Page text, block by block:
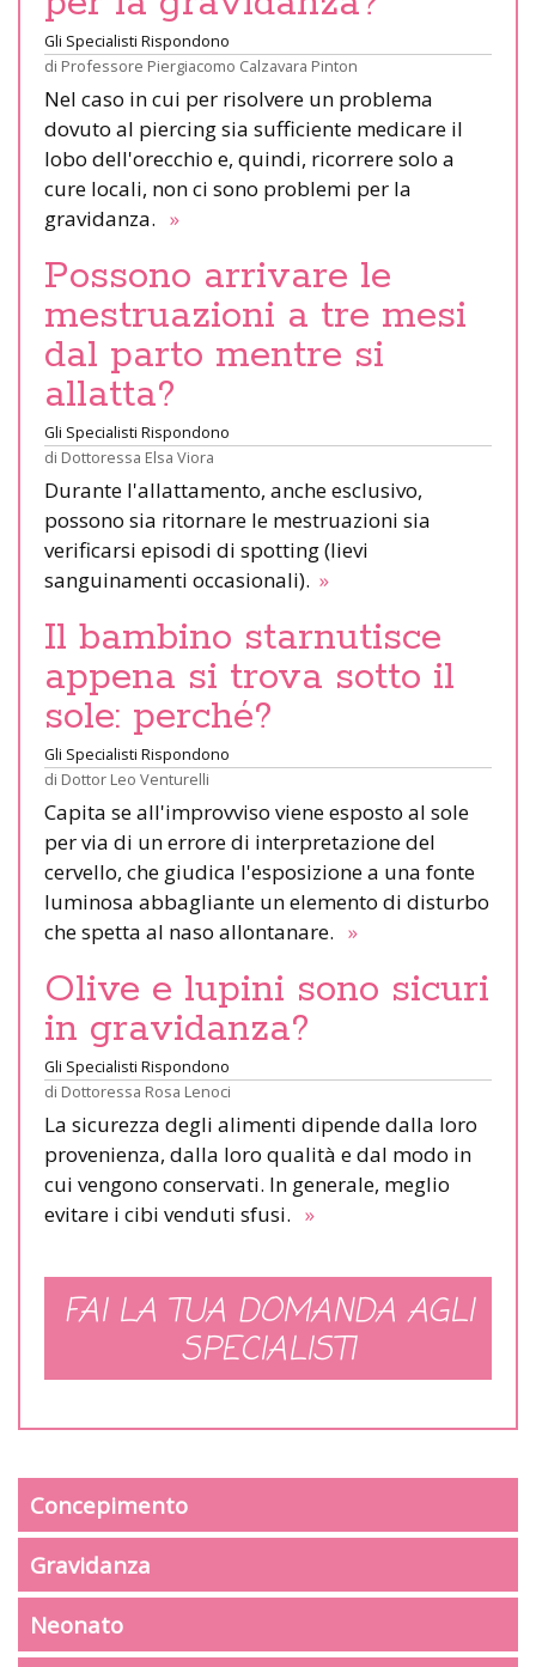
Gli Specialisti Rispondono
di Professore Piergiacomo Calzavara Pinton
Nel caso in cui per risolvere un problema
dovuto al piercing sia sufficiente medicare il
lobo dell'orecchio e, quindi, ricorrere solo a
cure locali, non ci sono problemi per la
gravidanza. »
Possono arrivare le
mestruazioni a tre mesi
dal parto mentre si
allatta?
Gli Specialisti Rispondono
di Dottoressa Elsa Viora
Durante l'allattamento, anche esclusivo,
possono sia ritornare le mestruazioni sia
verificarsi episodi di spotting (lievi
sanguinamenti occasionali). »
Il bambino starnutisce
appena si trova sotto il
sole: perché?
Gli Specialisti Rispondono
di Dottor Leo Venturelli
Capita se all'improvviso viene esposto al sole
per via di un errore di interpretazione del
cervello, che giudica l'esposizione a una fonte
luminosa abbagliante un elemento di disturbo
che spetta al naso allontanare. »
Olive e lupini sono sicuri
in gravidanza?
Gli Specialisti Rispondono
di Dottoressa Rosa Lenoci
La sicurezza degli alimenti dipende dalla loro
provenienza, dalla loro qualità e dal modo in
cui vengono conservati. In generale, meglio
evitare i cibi venduti sfusi. »
FAI LA TUA DOMANDA AGLI
SPECIALISTI
Concepimento
Gravidanza
Neonato